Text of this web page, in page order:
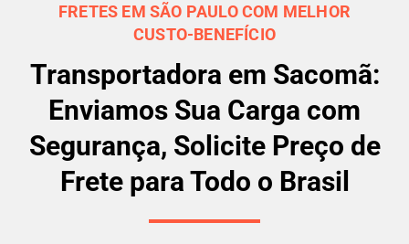
FRETES EM SÃO PAULO COM MELHOR
CUSTO-BENEFÍCIO
Transportadora em Sacomã:
Enviamos Sua Carga com
Segurança, Solicite Preço de
Frete para Todo o Brasil